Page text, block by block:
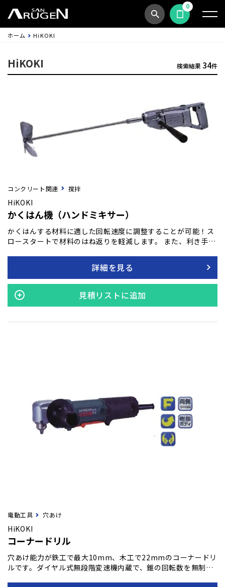
商品検索見積依頼する
0
ホーム HiKOKI
HiKOKI 検索結果 34件
コンクリート関連 撹拌
HiKOKI
かくはん機（ハンドミキサー）
かくはんする材料に適した回転速度に調整することが可能！ス
ロースタートで材料のはね返りを軽減します。 また、利き手や
詳細を見る
見積リストに追加
電動工具 穴あけ
HiKOKI
コーナードリル
穴あけ能力が鉄工で最大10mm、木工で22mmのコーナードリ
ルです。ダイヤル式無段階変速機内蔵で、錐の回転数を無制限